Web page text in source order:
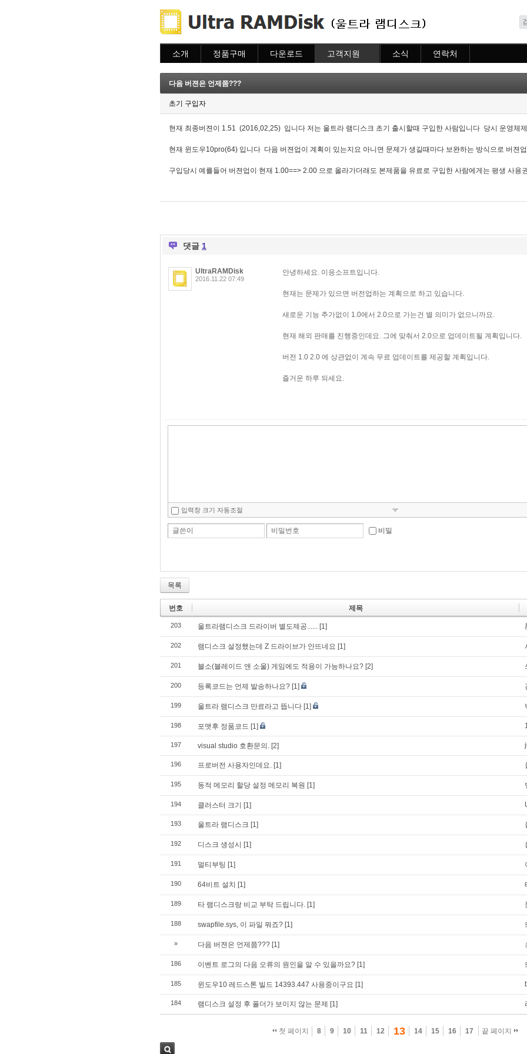
소개 정품구매
주문조회
이용안내
다운로드 고객지원
질문하기
소식 연락처
다음 버젼은 언제쯤???
초기 구입자
현재 최종버젼이 1.51 (2016,02,25) 입니다 저는 울트라 램디스크 초기 출시할때 구입한 사람입니다 당시 운영체
현재 윈도우10pro(64) 입니다 다음 버젼업이 계획이 있는지요 아니면 문제가 생길때마다 보완하는 방식으로 버젼
구입당시 예를들어 버젼업이 현재 1.00==> 2.00 으로 올라가더래도 본제품을 유료로 구입한 사람에게는 평생 사용
댓글 1
UltraRAMDisk
2016.11.22 07:49
안녕하세요. 이응소프트입니다.
현재는 문제가 있으면 버전업하는 계획으로 하고 있습니다.
새로운 기능 추가없이 1.0에서 2.0으로 가는건 별 의미가 없으니까요.
현재 해외 판매를 진행중인데요. 그에 맞춰서 2.0으로 업데이트될 계획입니다.
버전 1.0 2.0 에 상관없이 계속 무료 업데이트를 제공할 계획입니다.
즐거운 하루 되세요.
입력창 크기 자동조절
글쓴이 비밀번호 비밀
목록
번호 제목
203 울트라램디스크 드라이버 별도제공...... [1]
202 램디스크 설정했는데 Z 드라이브가 안뜨네요 [1]
201 블소(블레이드 앤 소울) 게임에도 적용이 가능하나요? [2]
200 등록코드는 언제 발송하나요? [1]
199 울트라 램디스크 만료라고 뜹니다 [1]
198 포맷후 정품코드 [1]
197 visual studio 호환문의. [2]
196 프로버전 사용자인데요. [1]
195 동적 메모리 할당 설정 메모리 복원 [1]
194 클러스터 크기 [1]
193 울트라 램디스크 [1]
192 디스크 생성시 [1]
191 멀티부팅 [1]
190 64비트 설치 [1]
189 타 램디스크랑 비교 부탁 드립니다. [1]
188 swapfile.sys, 이 파일 뭐죠? [1]
» 다음 버젼은 언제쯤??? [1]
186 이벤트 로그의 다음 오류의 원인을 알 수 있을까요? [1]
185 윈도우10 레드스톤 빌드 14393.447 사용중이구요 [1]
184 램디스크 설정 후 폴더가 보이지 않는 문제 [1]
첫 페이지 8 9 10 11 12 13 14 15 16 17 끝 페이지